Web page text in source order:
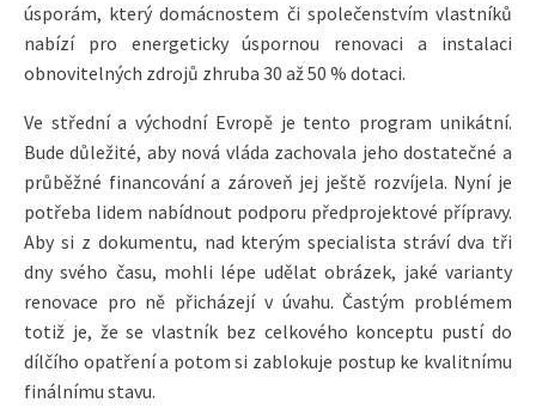
úsporám, který domácnostem či společenstvím vlastníků
nabízí pro energeticky úspornou renovaci a instalaci
obnovitelných zdrojů zhruba 30 až 50 % dotaci.
Ve střední a východní Evropě je tento program unikátní.
Bude důležité, aby nová vláda zachovala jeho dostatečné a
průběžné financování a zároveň jej ještě rozvíjela. Nyní je
potřeba lidem nabídnout podporu předprojektové přípravy.
Aby si z dokumentu, nad kterým specialista stráví dva tři
dny svého času, mohli lépe udělat obrázek, jaké varianty
renovace pro ně přicházejí v úvahu. Častým problémem
totiž je, že se vlastník bez celkového konceptu pustí do
dílčího opatření a potom si zablokuje postup ke kvalitnímu
finálnímu stavu.